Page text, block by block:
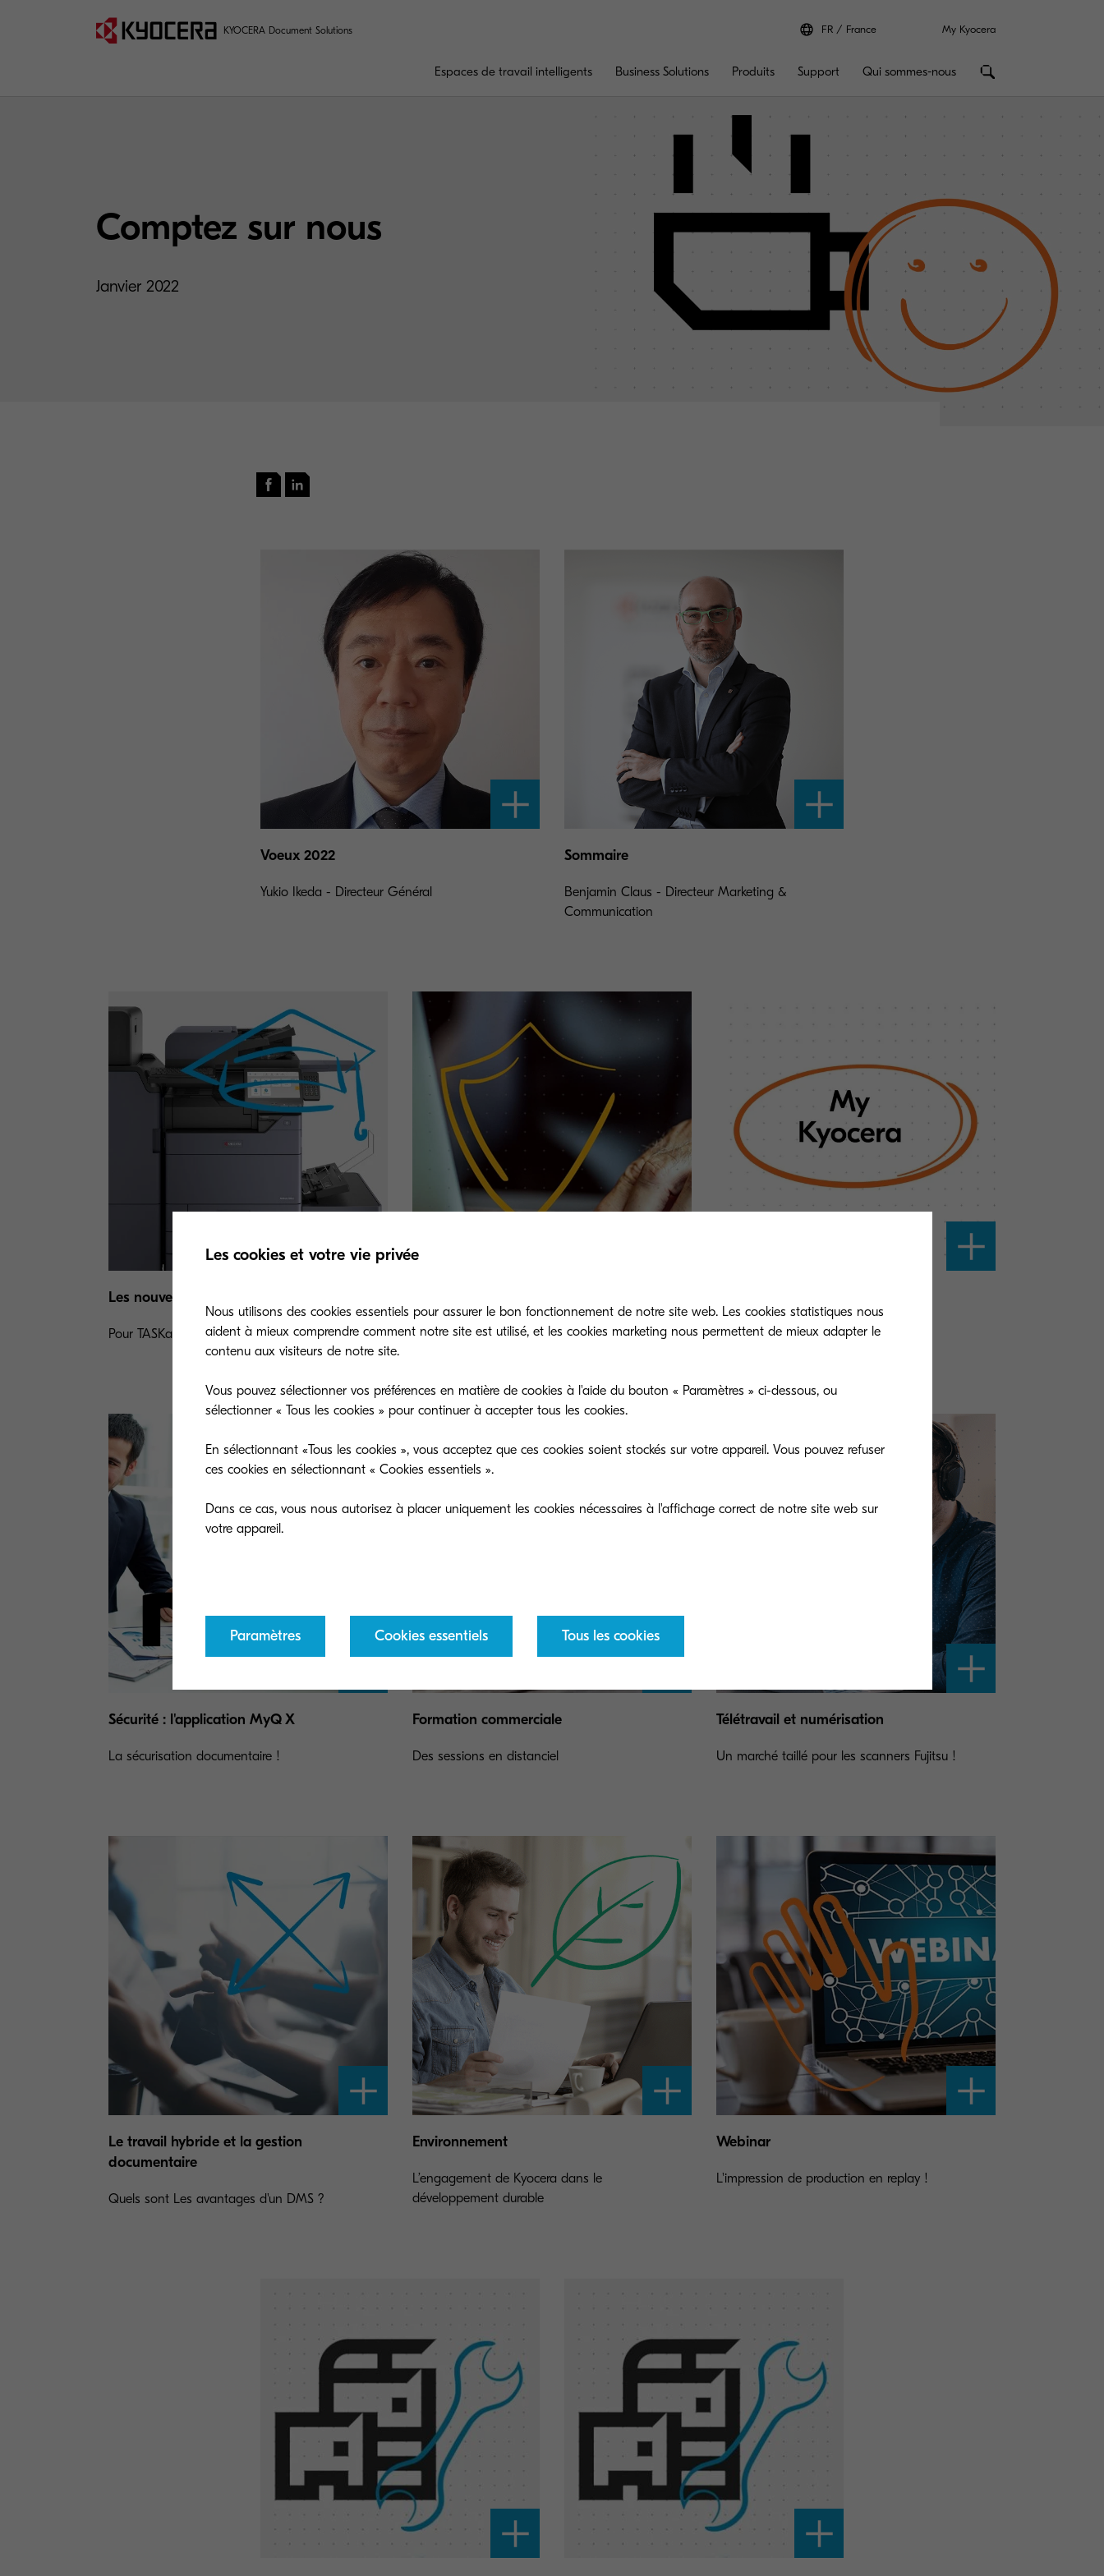
KYOCERA Document Solutions FR France My Kyocera
Espaces de travail intelligents Business Solutions Produits Support Qui sommes-nous
Comptez sur nous
Janvier 2022
Voeux 2022
Yukio Ikeda - Directeur Général
Sommaire
Benjamin Claus - Directeur Marketing &
Communication
Les nouvelles formations en ligne
Pour TASKalfa 7004i/7054ci Quels impacts sur les produits Kyocera ? Vos accès au portail MyKyocera
Sécurité : l'application MyQ X
La sécurisation documentaire !
Formation commerciale
Des sessions en distanciel
Télétravail et numérisation
Un marché taillé pour les scanners Fujitsu !
Le travail hybride et la gestion
documentaire
Quels sont Les avantages d'un DMS ?
Environnement
L’engagement de Kyocera dans le
développement durable
Webinar
L'impression de production en replay !
Les cookies et votre vie privée
Nous utilisons des cookies essentiels pour assurer le bon fonctionnement de notre site web. Les cookies statistiques nous
aident à mieux comprendre comment notre site est utilisé, et les cookies marketing nous permettent de mieux adapter le
contenu aux visiteurs de notre site.
Vous pouvez sélectionner vos préférences en matière de cookies à l'aide du bouton « Paramètres » ci-dessous, ou
sélectionner « Tous les cookies » pour continuer à accepter tous les cookies.
En sélectionnant «Tous les cookies », vous acceptez que ces cookies soient stockés sur votre appareil. Vous pouvez refuser
ces cookies en sélectionnant « Cookies essentiels ».
Dans ce cas, vous nous autorisez à placer uniquement les cookies nécessaires à l'affichage correct de notre site web sur
votre appareil.
Paramètres Cookies essentiels Tous les cookies